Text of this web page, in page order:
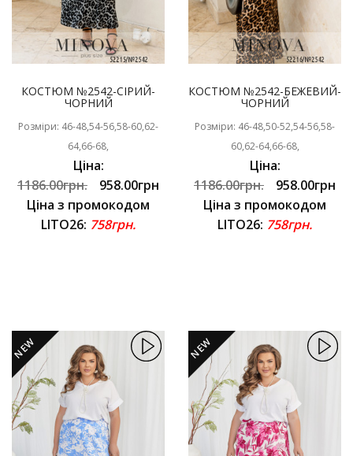
КОСТЮМ №2542-СІРИЙ-
ЧОРНИЙ
Розміри: 46-48,54-56,58-60,62-
64,66-68,
Ціна:
1186.00грн.
958.00грн
Ціна з промокодом
LITO26: 758грн.
КОСТЮМ №2542-БЕЖЕВИЙ-
ЧОРНИЙ
Розміри: 46-48,50-52,54-56,58-
60,62-64,66-68,
Ціна:
1186.00грн.
958.00грн
Ціна з промокодом
LITO26: 758грн.
NEW NEW